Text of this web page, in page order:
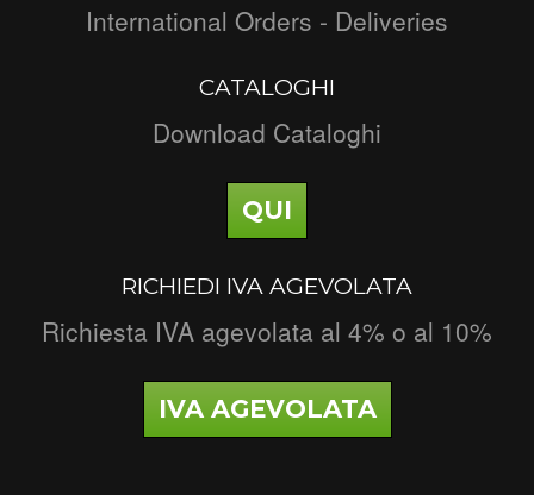
International Orders - Deliveries
CATALOGHI
Download Cataloghi
QUI
RICHIEDI IVA AGEVOLATA
Richiesta IVA agevolata al 4% o al 10%
IVA AGEVOLATA